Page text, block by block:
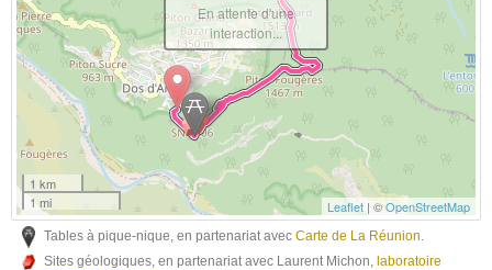
1 km
1 mi
Leaflet | ©OpenStreetMap
En attente d'une
interaction...
Tables à pique-nique, en partenariat avecCarte de La Réunion
Sites géologiques, en partenariat avec Laurent Michon,
laboratoire